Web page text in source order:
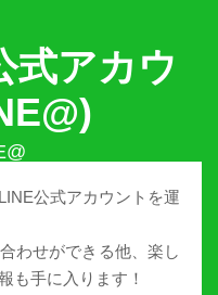
式アカウ
公式アカウントを運
わせができる他、楽し
も手に入ります！